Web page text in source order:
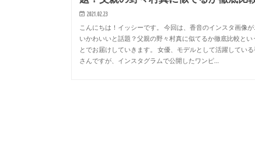
2021.02.23
こんにちは！イッシーです。 今回は、香音のインスタ画像
いかわいいと話題？父親の野々村真に似てるか徹底比較とい
とでお届けしていきます。 女優、モデルとして活躍してい
さんですが、インスタグラムで公開したワンピ…